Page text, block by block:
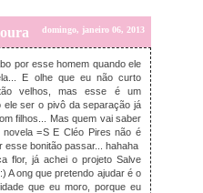
domingo, janeiro 06, 2013
por esse homem quando ele
E olhe que eu não curto
velhos, mas esse é um
ele ser o pivô da separação já
filhos... Mas quem vai saber
=S E Cléo Pires não é
esse bonitão passar... hahaha
flor, já achei o projeto Salve
A ong que pretendo ajudar é o
que eu moro, porque eu